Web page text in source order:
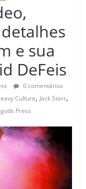
e sua
DeFeis
0 comentários
Culture, Jack Starr,
Press